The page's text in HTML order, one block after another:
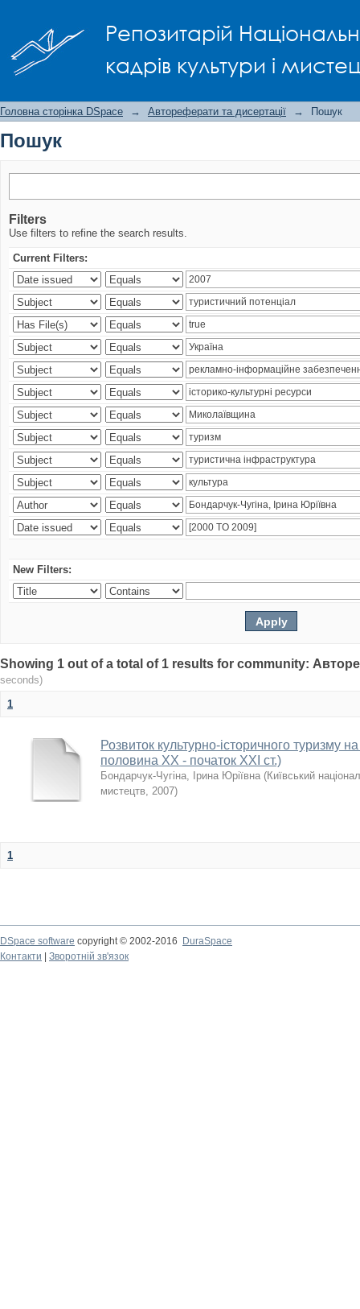
Репозитарій
кадрів культури і
Головна сторінка DSpace → Автореферати та дисертації → Пошук
Пошук
Filters
Use filters to refine the search results.
Current Filters:
New Filters:
Showing 1 out of a total of 1 results for community:
seconds)
1
Розвиток культурно-історичного туризму
половина ХХ - початок ХХІ ст.)
Бондарчук-Чугіна, Ірина Юріївна (Київський
мистецтв, 2007)
1
DSpace software copyright © 2002-2016
DuraSpace
Контакти
Зворотній зв'язок